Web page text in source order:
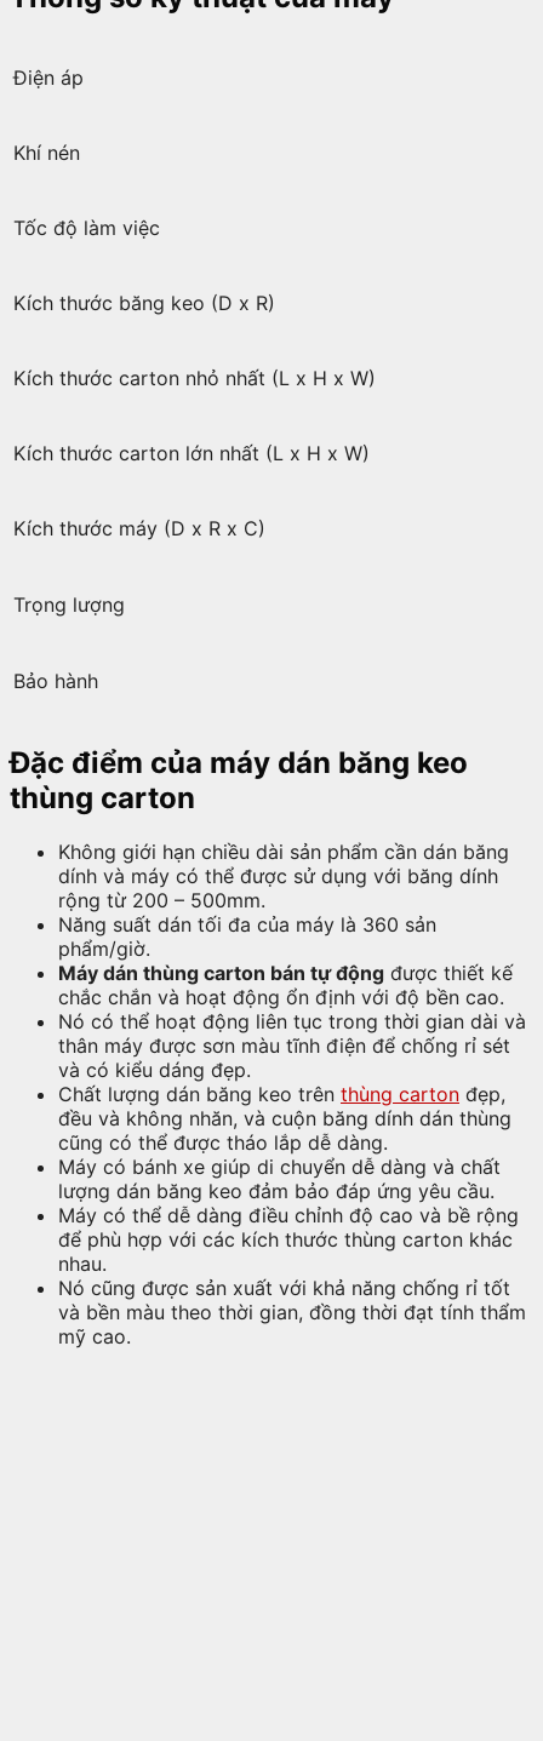
Điện áp
Khí nén
Tốc độ làm việc
Kích thước băng keo (D x R)
Kích thước carton nhỏ nhất (L x H x W)
Kích thước carton lớn nhất (L x H x W)
Kích thước máy (D x R x C)
Trọng lượng
Bảo hành
Đặc điểm của máy dán băng keo
thùng carton
Không giới hạn chiều dài sản phẩm cần dán băng
dính và máy có thể được sử dụng với băng dính
rộng từ 200 – 500mm.
Năng suất dán tối đa của máy là 360 sản
phẩm/giờ.
Máy dán thùng carton bán tự động được thiết kế
chắc chắn và hoạt động ổn định với độ bền cao.
Nó có thể hoạt động liên tục trong thời gian dài và
thân máy được sơn màu tĩnh điện để chống rỉ sét
và có kiểu dáng đẹp.
Chất lượng dán băng keo trên thùng carton đẹp,
đều và không nhăn, và cuộn băng dính dán thùng
cũng có thể được tháo lắp dễ dàng.
Máy có bánh xe giúp di chuyển dễ dàng và chất
lượng dán băng keo đảm bảo đáp ứng yêu cầu.
Máy có thể dễ dàng điều chỉnh độ cao và bề rộng
để phù hợp với các kích thước thùng carton khác
nhau.
Nó cũng được sản xuất với khả năng chống rỉ tốt
và bền màu theo thời gian, đồng thời đạt tính thẩm
mỹ cao.